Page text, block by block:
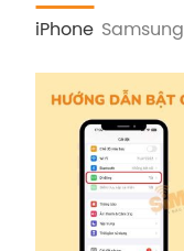
iPhone Samsung